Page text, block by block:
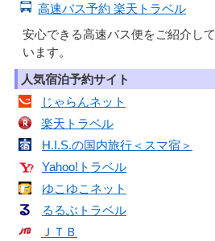
高速バス予約 楽天トラベル
安心できる高速バス便をご紹介して
います。
人気宿泊予約サイト
じゃらんネット
楽天トラベル
H.I.S.の国内旅行＜スマ宿＞
Yahoo!トラベル
ゆこゆこネット
るるぶトラベル
ＪＴＢ